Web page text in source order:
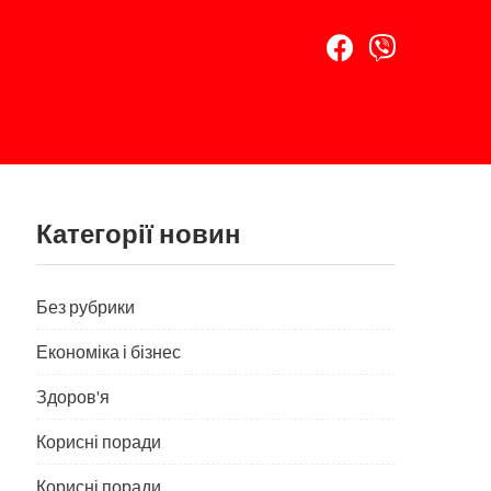
Категорії новин
Без рубрики
Економіка і бізнес
Здоров'я
Корисні поради